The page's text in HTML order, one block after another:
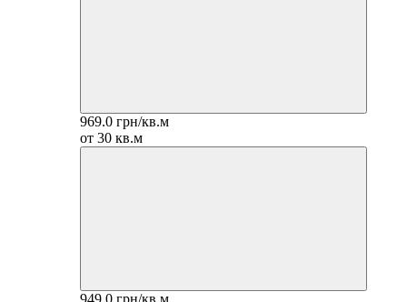
969.0 грн/кв.м
от 30 кв.м
949.0 грн/кв.м